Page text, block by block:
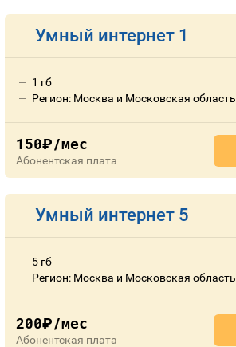
Умный интернет 1
1 гб
Регион: Москва и Московская область
150руб./мес
Абонентская плата
Умный интернет 5
5 гб
Регион: Москва и Московская область
200руб./мес
Абонентская плата